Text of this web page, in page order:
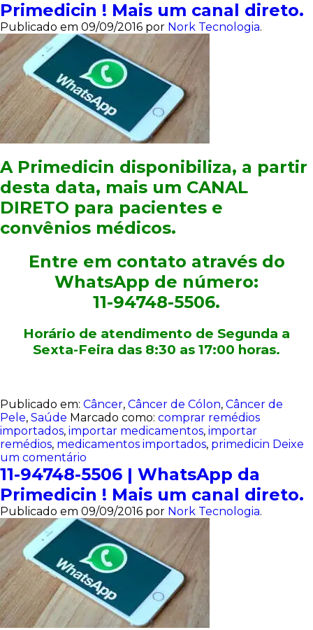
Primedicin ! Mais um canal direto.
Publicado em 09/09/2016 por Nork Tecnologia.
A Primedicin disponibiliza, a partir
desta data, mais um CANAL
DIRETO para pacientes e
convênios médicos.
Entre em contato através do
WhatsApp de número:
11-94748-5506.
Horário de atendimento de Segunda a
Sexta-Feira das 8:30 as 17:00 horas.
Publicado em: Câncer, Câncer de Cólon, Câncer de
Pele, Saúde Marcado como: comprar remédios
importados, importar medicamentos, importar
remédios, medicamentos importados, primedicin Deixe
um comentário
11-94748-5506 | WhatsApp da
Primedicin ! Mais um canal direto.
Publicado em 09/09/2016 por Nork Tecnologia.